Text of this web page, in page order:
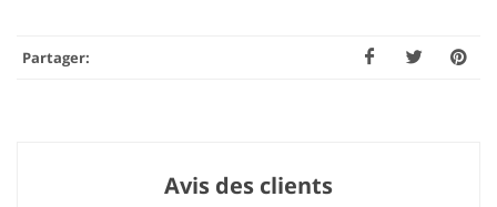
Partager:
Avis des clients